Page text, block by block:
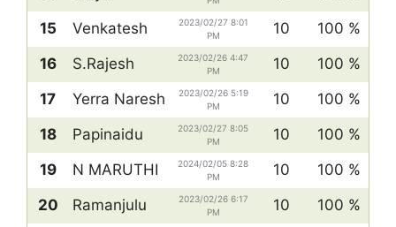
15
Venkatesh
2023/02/27 8:01
PM
10
100 %
16
S.Rajesh
2023/02/26 4:47
PM
10
100 %
17
Yerra Naresh
2023/02/26 5:19
PM
10
100 %
18
Papinaidu
2023/02/27 8:05
PM
10
100 %
19
N MARUTHI
2024/02/05 8:28
PM
10
100 %
20
Ramanjulu
2023/02/26 6:17
PM
10
100 %